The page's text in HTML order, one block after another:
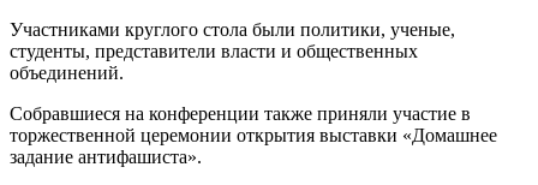
Участниками круглого стола были политики, ученые,
студенты, представители власти и общественных
объединений.
Собравшиеся на конференции также приняли участие в
торжественной церемонии открытия выставки «Домашнее
задание антифашиста».